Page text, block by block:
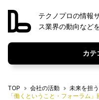
テクノプロの情報
ス業界の動向など
カテ
TOP 会社の活動
未来を担
「働くということ・フォーラム